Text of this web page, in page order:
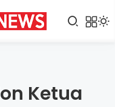
Ketua